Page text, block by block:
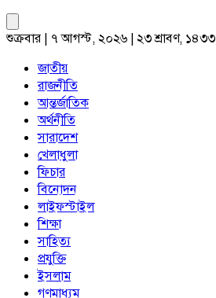
শুক্রবার | ৭ আগস্ট, ২০২৬ | ২৩ শ্রাবণ, ১৪৩৩
জাতীয়
রাজনীতি
আন্তর্জাতিক
অর্থনীতি
সারাদেশ
খেলাধুলা
ফিচার
বিনোদন
লাইফস্টাইল
শিক্ষা
সাহিত্য
প্রযুক্তি
ইসলাম
গণমাধ্যম